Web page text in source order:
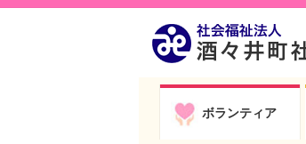
コ
ナ
ボランティア